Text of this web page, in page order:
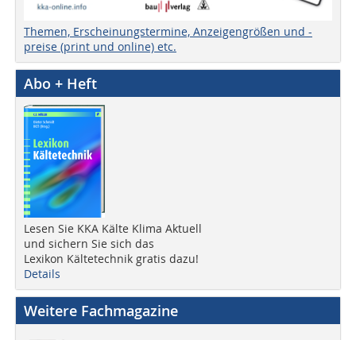
Themen, Erscheinungstermine, Anzeigengrößen und -
preise (print und online) etc.
Abo + Heft
Lesen Sie KKA Kälte Klima Aktuell
und sichern Sie sich das
Lexikon Kältetechnik gratis dazu!
Details
Weitere Fachmagazine